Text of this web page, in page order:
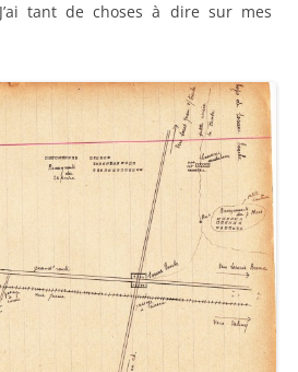
tant de choses à dire sur mes